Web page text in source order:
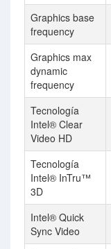
Graphics base
frequency
Graphics max
dynamic
frequency
Tecnología
Intel® Clear
Video HD
Tecnología
Intel® InTru™
3D
Intel® Quick
Sync Video